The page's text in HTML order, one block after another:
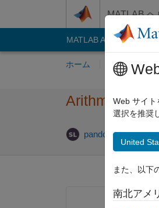
MATLAB ヘ
MATLAB Answers
ホーム 質問する
Arithmetic
pando 2020 11 月
Web サイト
選択を推奨
United
また、以下
南北アメ